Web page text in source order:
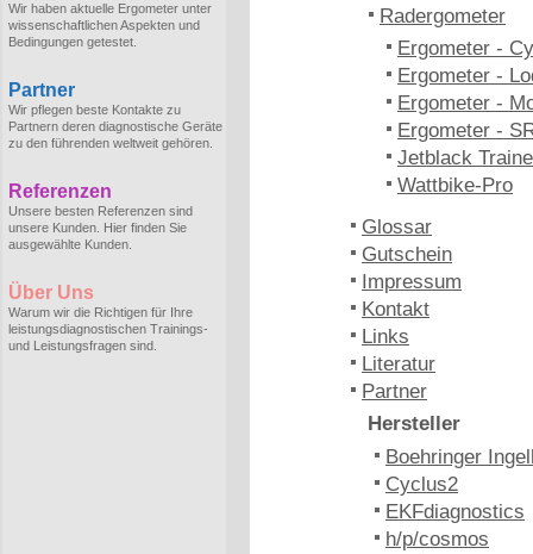
Wir haben aktuelle Ergometer unter
wissenschaftlichen Aspekten und
Bedingungen getestet.
Partner
Wir pflegen beste Kontakte zu
Partnern deren diagnostische Geräte
zu den führenden weltweit gehören.
Referenzen
Unsere besten Referenzen sind
unsere Kunden. Hier finden Sie
ausgewählte Kunden.
Über Uns
Warum wir die Richtigen für Ihre
leistungsdiagnostischen Trainings-
und Leistungsfragen sind.
Radergometer
Ergometer -
Ergometer -
Ergometer -
Ergometer -
Jetblack
Wattbike-Pro
Glossar
Gutschein
Impressum
Kontakt
Links
Literatur
Partner
Hersteller
Boehringer
Cyclus2
EKFdiagnostics
h/p/cosmos